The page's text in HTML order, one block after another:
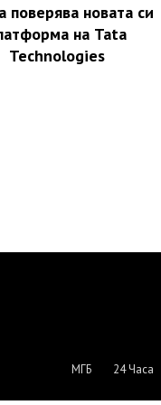
поверява новата си
на Tata
Technologies
МГБ 24 Часа